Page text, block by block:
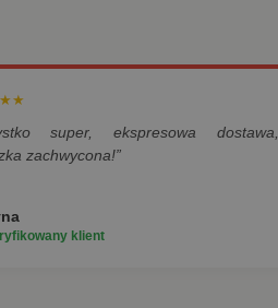
super, ekspresowa dostawa,
zachwycona!”
klient